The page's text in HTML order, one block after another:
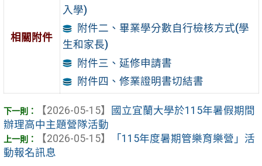
相關附件
入學)
附件二、畢業學分數自行檢核方式(學
生和家長)
附件三、延修申請書
附件四、修業證明書切結書
【2026-05-15】
國立宜蘭大學於115年暑假期間
辦理高中主題營隊活動
【2026-05-15】
「115年度暑期管樂育樂營」活
動報名訊息